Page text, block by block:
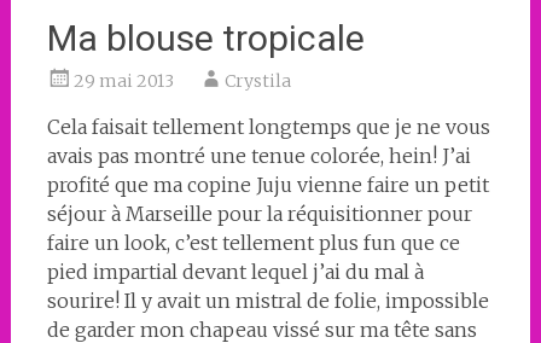
Ma blouse tropicale
29 mai 2013 Crystila
Cela faisait tellement longtemps que je ne vous
avais pas montré une tenue colorée, hein! J’ai
profité que ma copine Juju vienne faire un petit
séjour à Marseille pour la réquisitionner pour
faire un look, c’est tellement plus fun que ce
pied impartial devant lequel j’ai du mal à
sourire! Il y avait un mistral de folie, impossible
de garder mon chapeau vissé sur ma tête sans